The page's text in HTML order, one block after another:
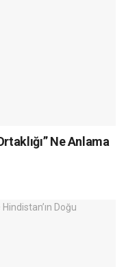
Ne Anlama